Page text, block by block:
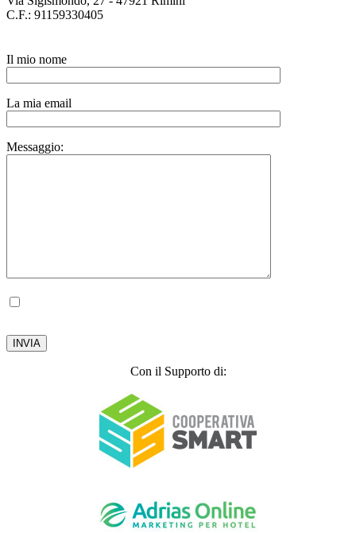
C.F.: 91159330405
Il mio nome
La mia email
Messaggio:
Con il Supporto di: